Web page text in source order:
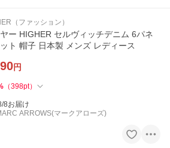
（ファッション）
ー HIGHER セルヴィッチデニム 6パネ
ト 帽子 日本製 メンズ レディース
円
（398pt）
8お届け
ARROWS(マークアローズ)